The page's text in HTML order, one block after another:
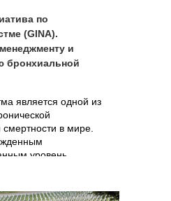
по
(GINA).
и
бронхиальной
является одной из
в мире.
уровень